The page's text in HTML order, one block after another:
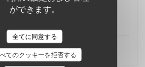
ができます。
全てに同意する
てのクッキーを拒否する
スト 2
!